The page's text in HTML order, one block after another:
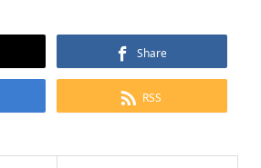
Share
RSS